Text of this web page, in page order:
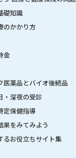
礎知識
のかかり方
金
医薬品とバイオ後続品
・深夜の受診
定保健指導
果をみてみよう
るお役立ちサイト集